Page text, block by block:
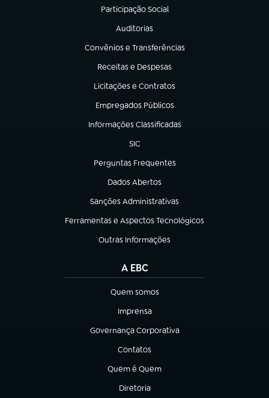
Participação Social
(abre em nova aba)
Auditorias
(abre em nova aba)
Convênios e Transferências
(abre em nova aba)
Receitas e Despesas
(abre em nova aba)
Licitações e Contratos
(abre em nova aba)
Empregados Públicos
(abre em nova aba)
Informações Classificadas
(abre em nova aba)
SIC
(abre em nova aba)
Perguntas Frequentes
(abre em nova aba)
Dados Abertos
(abre em nova aba)
Sanções Administrativas
(abre em nova aba)
Ferramentas e Aspectos Tecnológicos
(abre em nova aba)
Outras Informações
(abre em nova aba)
A EBC
Quem somos
(abre em nova aba)
Imprensa
(abre em nova aba)
Governança Corporativa
(abre em nova aba)
Contatos
(abre em nova aba)
Quem é Quem
(abre em nova aba)
Diretoria
(abre em nova aba)